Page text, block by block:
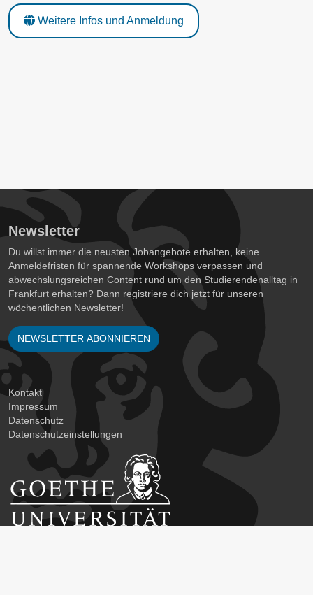
Weitere Infos und Anmeldung
Newsletter
Du willst immer die neusten Jobangebote erhalten, keine
Anmeldefristen für spannende Workshops verpassen und
abwechslungsreichen Content rund um den Studierendenalltag in
Frankfurt erhalten? Dann registriere dich jetzt für unseren
wöchentlichen Newsletter!
NEWSLETTER ABONNIEREN
Kontakt
Impressum
Datenschutz
Datenschutzeinstellungen